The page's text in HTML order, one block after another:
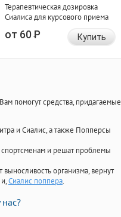
Терапевтическая дозировка
Сиалиса для курсового приема
от 60Р Купить
помогут средства, придагаемые
и Сиалис, а также Попперсы
спортсменам и решат проблемы
организма, вернут
Сиалис поппера.